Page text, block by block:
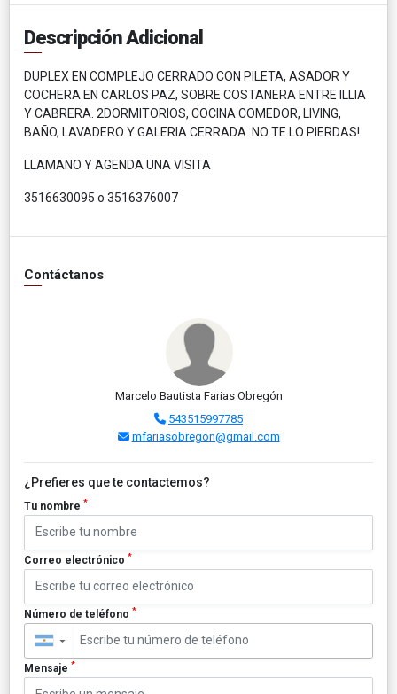
Descripción Adicional
DUPLEX EN COMPLEJO CERRADO CON PILETA, ASADOR Y
COCHERA EN CARLOS PAZ, SOBRE COSTANERA ENTRE ILLIA
Y CABRERA. 2DORMITORIOS, COCINA COMEDOR, LIVING,
BAÑO, LAVADERO Y GALERIA CERRADA. NO TE LO PIERDAS!
LLAMANO Y AGENDA UNA VISITA
3516630095 o 3516376007
Contáctanos
Marcelo Bautista Farias Obregón
543515997785
mfariasobregon@gmail.com
¿Prefieres que te contactemos?
Tu nombre *
Correo electrónico *
Número de teléfono *
▼
Mensaje *